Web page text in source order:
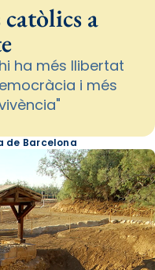
a
ha més llibertat
i més
de Barcelona